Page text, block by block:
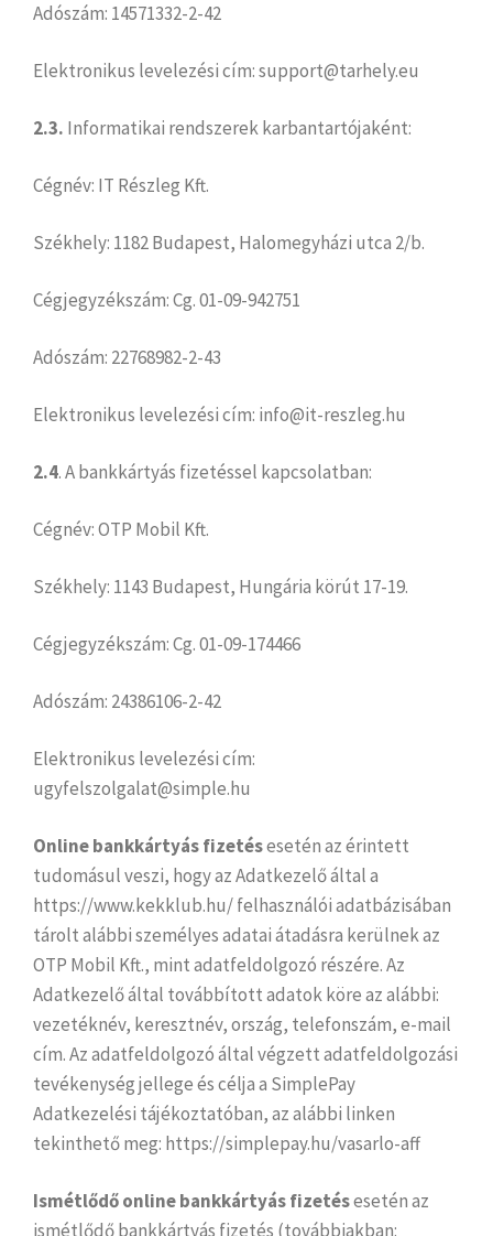
Adószám: 14571332-2-42
Elektronikus levelezési cím: support@tarhely.eu
2.3. Informatikai rendszerek karbantartójaként:
Cégnév: IT Részleg Kft.
Székhely: 1182 Budapest, Halomegyházi utca 2/b.
Cégjegyzékszám: Cg. 01-09-942751
Adószám: 22768982-2-43
Elektronikus levelezési cím: info@it-reszleg.hu
2.4. A bankkártyás fizetéssel kapcsolatban:
Cégnév: OTP Mobil Kft.
Székhely: 1143 Budapest, Hungária körút 17-19.
Cégjegyzékszám: Cg. 01-09-174466
Adószám: 24386106-2-42
Elektronikus levelezési cím:
ugyfelszolgalat@simple.hu
Online bankkártyás fizetésesetén az érintett
tudomásul veszi, hogy az Adatkezelő által a
https://www.kekklub.hu/ felhasználói adatbázisában
tárolt alábbi személyes adatai átadásra kerülnek az
OTP Mobil Kft., mint adatfeldolgozó részére. Az
Adatkezelő által továbbított adatok köre az alábbi:
vezetéknév, keresztnév, ország, telefonszám, e-mail
cím. Az adatfeldolgozó által végzett adatfeldolgozási
tevékenység jellege és célja a SimplePay
Adatkezelési tájékoztatóban, az alábbi linken
tekinthető meg: https://simplepay.hu/vasarlo-aff
Ismétlődő online bankkártyás fizetésesetén az
ismétlődő bankkártyás fizetés (továbbiakban: